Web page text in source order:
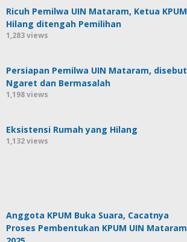
Ricuh Pemilwa UIN Mataram, Ketua KPUM
Hilang ditengah Pemilihan
1,283 views
Persiapan Pemilwa UIN Mataram, disebut
Ngaret dan Bermasalah
1,198 views
Eksistensi Rumah yang Hilang
1,132 views
Anggota KPUM Buka Suara, Cacatnya
Proses Pembentukan KPUM UIN Mataram